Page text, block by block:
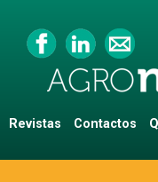
Revistas Contactos